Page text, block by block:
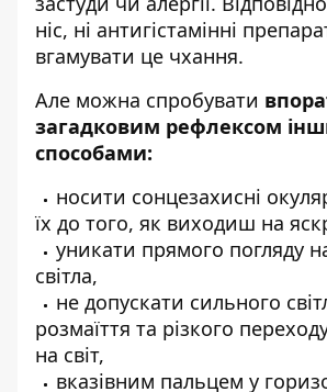
ніс, ні антигістамінні
вгамувати це чхання.
Але можна спробувати
загадковим рефлексом
способами:
носити сонцезахисні
їх до того, як виходиш на
уникати прямого погляду
світла,
не допускати сильного
розмаїття та різкого
на світ,
вказівним пальцем у